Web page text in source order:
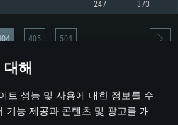
해
트 성능 및 사용에 대한 정보를 수
기능 제공과 콘텐츠 및 광고를 개
이언트)
이언트)
신 그래픽 드라이버를 지원하는 NVIDIA
성능을 가지며 최신 그래픽 드라이버를
최소사양 지원 해상도 720p) 이상
언트)
247 373
405 504